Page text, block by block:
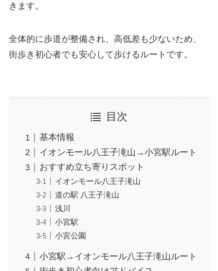
きます。
全体的に歩道が整備され、高低差も少ないため、
街歩き初心者でも安心して歩けるルートです。
目次
基本情報
イオンモール八王子滝山→小宮駅ルート
おすすめ立ち寄りスポット
イオンモール八王子滝山
道の駅 八王子滝山
浅川
小宮駅
小宮公園
小宮駅→イオンモール八王子滝山ルート